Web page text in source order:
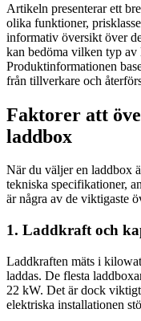
Artikeln presenterar ett
olika funktioner,
informativ översikt över
kan bedöma vilken typ av
Produktinformationen
från tillverkare och
Faktorer att
laddbox
När du väljer en laddbox
tekniska specifikationer,
är några av de viktigaste
1. Laddkraft och
Laddkraften mäts i
laddas. De flesta
22 kW. Det är dock
elektriska installationen